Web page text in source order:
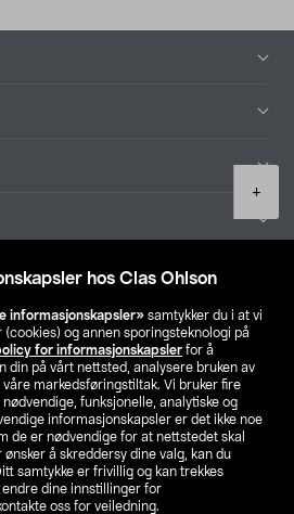
hos Clas Ohlson
informasjonskapsler» samtykker du i at vi
og annen sporingsteknologi på
for informasjonskapsler for å
din på vårt nettsted, analysere bruken av
markedsføringstiltak. Vi bruker fire
funksjonelle, analytiske og
informasjonskapsler er det ikke noe
de er nødvendige for at nettstedet skal
å skreddersy dine valg, kan du
samtykke er frivillig og kan trekkes
dine innstillinger for
oss for veiledning.
+
Finn din butikk
SE NO FI